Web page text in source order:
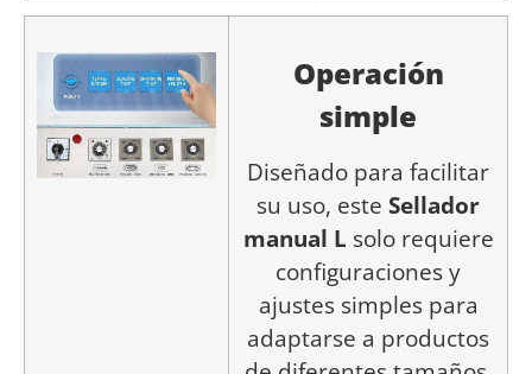
Operación
simple
Diseñado para facilitar
su uso, este Sellador
manual L solo requiere
configuraciones y
ajustes simples para
adaptarse a productos